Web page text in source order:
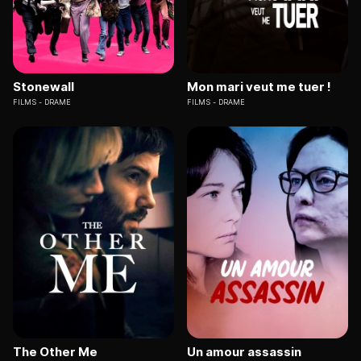
Stonewall
FILMS DRAME
Mon mari veut me tuer !
FILMS DRAME
The Other Me Un amour assassin